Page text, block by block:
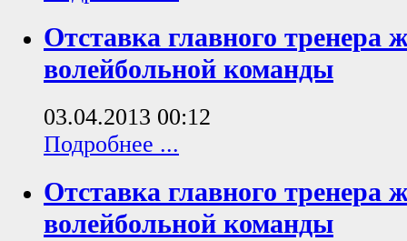
Отставка главного тренера
волейбольной команды
03.04.2013 00:12
Подробнее ...
Отставка главного тренера
волейбольной команды